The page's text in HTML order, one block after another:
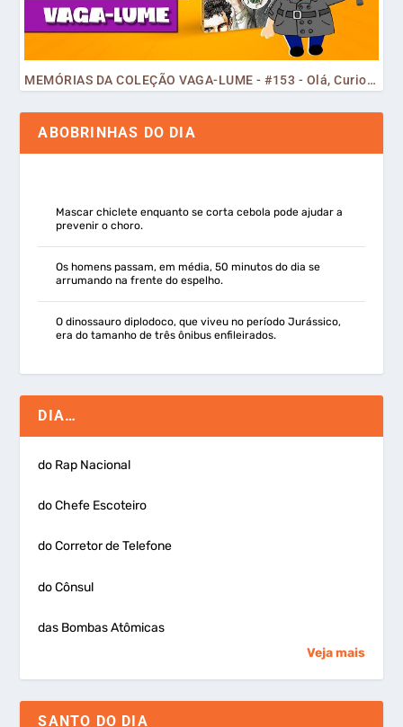
MEMÓRIAS DA COLEÇÃO VAGA-LUME - #153 - Olá, Curiosos! 2023
ABOBRINHAS DO DIA
Mascar chiclete enquanto se corta cebola pode ajudar a
prevenir o choro.
Os homens passam, em média, 50 minutos do dia se
arrumando na frente do espelho.
O dinossauro diplodoco, que viveu no período Jurássico,
era do tamanho de três ônibus enfileirados.
DIA…
do Rap Nacional
do Chefe Escoteiro
do Corretor de Telefone
do Cônsul
das Bombas Atômicas
Veja mais
SANTO DO DIA